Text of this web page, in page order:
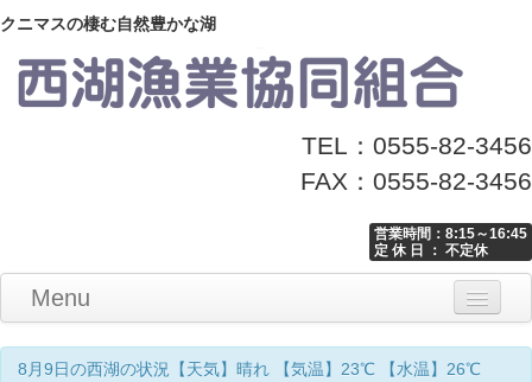
クニマスの棲む自然豊かな湖
TEL：0555-82-3456
FAX：0555-82-3456
営業時間：8:15～16:45
定 休 日 ： 不定休
Menu
Home
釣り情報
マナーとお願い
クニマス展示館
漁協からのお知らせ
お問い合わせ
8月9日の西湖の状況【天気】晴れ 【気温】23℃ 【水温】26℃